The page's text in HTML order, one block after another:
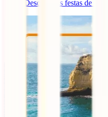
Descobre as festas de